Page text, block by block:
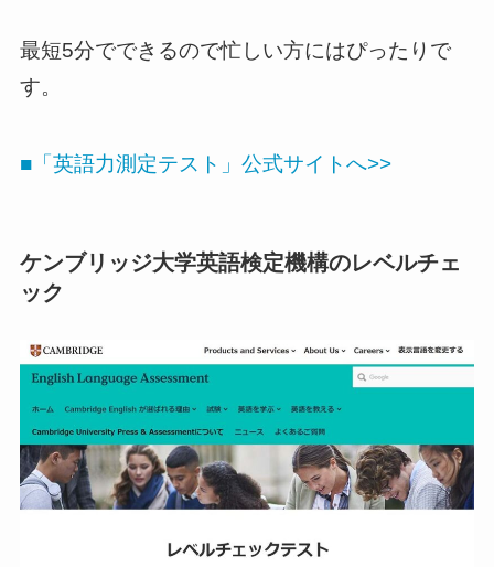
最短5分でできるので忙しい方にはぴったりで
す。
■「英語力測定テスト」公式サイトへ>>
ケンブリッジ大学英語検定機構のレベルチェ
ック